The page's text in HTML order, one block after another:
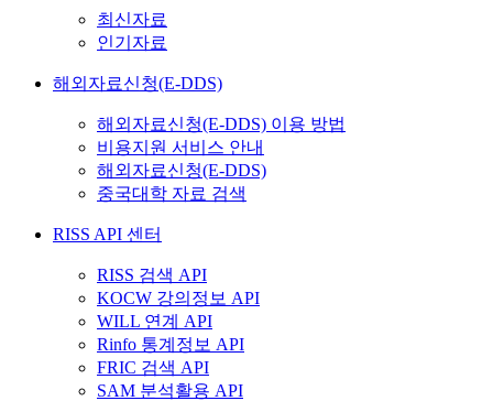
최신자료
인기자료
해외자료신청(E-DDS)
해외자료신청(E-DDS) 이용 방법
비용지원 서비스 안내
해외자료신청(E-DDS)
중국대학 자료 검색
RISS API 센터
RISS 검색 API
KOCW 강의정보 API
WILL 연계 API
Rinfo 통계정보 API
FRIC 검색 API
SAM 분석활용 API